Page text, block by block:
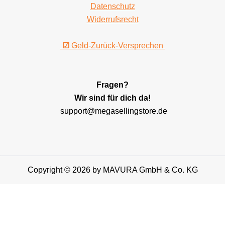
Datenschutz
Widerrufsrecht
☑ Geld-Zurück-Versprechen
Fragen?
Wir sind für dich da!
support@megasellingstore.de
Copyright © 2026 by MAVURA GmbH & Co. KG